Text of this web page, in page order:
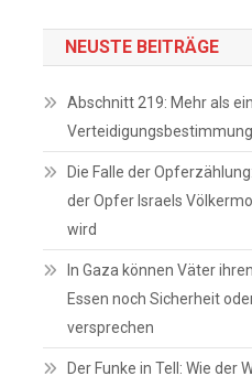
NEUSTE BEITRÄGE
Abschnitt 219: Mehr als
Verteidigungsbestimmung
Die Falle der
der Opfer Israels
wird
In Gaza können Väter
Essen noch Sicherheit
versprechen
Der Funke in Tell: Wie der